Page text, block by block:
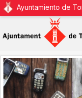
Ayuntamiento de